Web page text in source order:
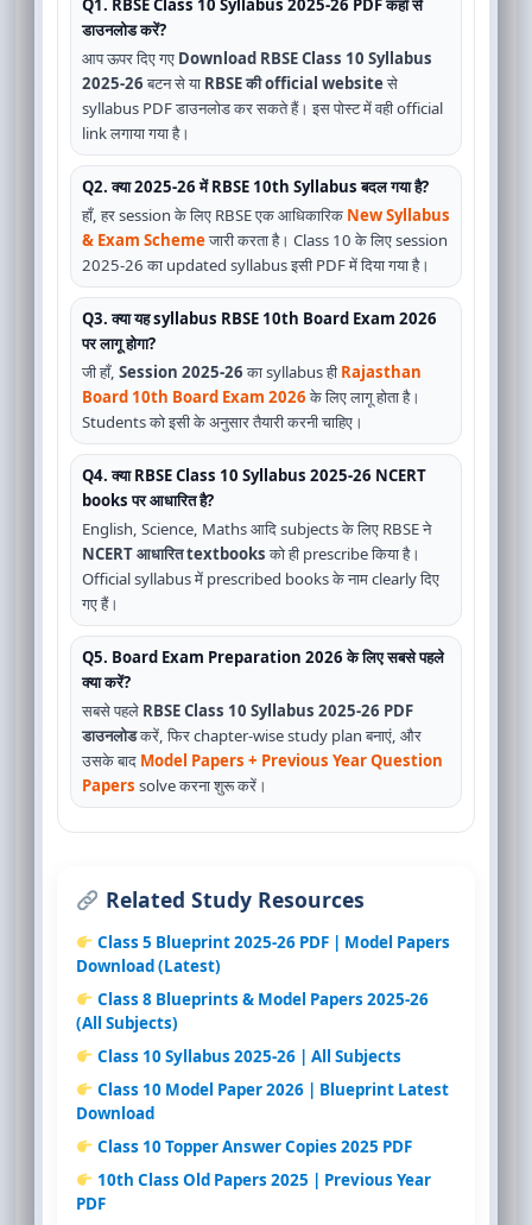
Q1. RBSE Class 10 Syllabus 2025-26 PDF कहाँ से
डाउनलोड करें?
आप ऊपर दिए गए Download RBSE Class 10 Syllabus
2025-26बटन से या RBSE की official websiteसे
syllabus PDF डाउनलोड कर सकते हैं। इस पोस्ट में वही official
link लगाया गया है।
Q2. क्या 2025-26 में RBSE 10th Syllabus बदल गया है?
हाँ, हर session के लिए RBSE एक आधिकारिक New Syllabus
& Exam Schemeजारी करता है। Class 10 के लिए session
2025-26 का updated syllabus इसी PDF में दिया गया है।
Q3. क्या यह syllabus RBSE 10th Board Exam 2026
पर लागू होगा?
जी हाँ, Session 2025-26का syllabus ही Rajasthan
Board 10th Board Exam 2026के लिए लागू होता है।
Students को इसी के अनुसार तैयारी करनी चाहिए।
Q4. क्या RBSE Class 10 Syllabus 2025-26 NCERT
books पर आधारित है?
English, Science, Maths आदि subjects के लिए RBSE ने
NCERT आधारित textbooksको ही prescribe किया है।
Official syllabus में prescribed books के नाम clearly दिए
गए हैं।
Q5. Board Exam Preparation 2026 के लिए सबसे पहले
क्या करें?
सबसे पहले RBSE Class 10 Syllabus 2025-26 PDF
डाउनलोडकरें, फिर chapter-wise study plan बनाएं, और
उसके बाद Model Papers + Previous Year Question
Papers solve करना शुरू करें।
Related Study Resources
Class 5 Blueprint 2025-26 PDF | Model Papers
Download (Latest)
Class 8 Blueprints & Model Papers 2025-26
(All Subjects)
Class 10 Syllabus 2025-26 | All Subjects
Class 10 Model Paper 2026 | Blueprint Latest
Download
Class 10 Topper Answer Copies 2025 PDF
10th Class Old Papers 2025 | Previous Year
PDF